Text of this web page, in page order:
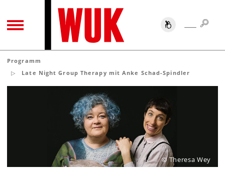
TOGGLE NAVIGATION SUCHE
Programm
Late Night Group Therapy mit Anke Schad-Spindler
© Theresa Wey